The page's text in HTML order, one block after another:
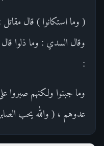
( وما استكانوا ) قال
وقال السدي : وما ذلوا قال
:
وما جبنوا ولكنهم صبروا
عدوهم ، ( والله يحب